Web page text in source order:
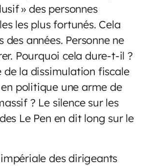
» des personnes
les plus fortunés. Cela
des années. Personne ne
Pourquoi cela dure-t-il ?
de la dissimulation fiscale
en politique une arme de
? Le silence sur les
Le Pen en dit long sur le
des dirigeants